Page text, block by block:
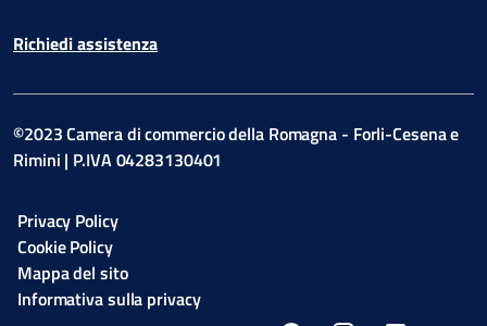
Richiedi assistenza
©2023 Camera di commercio della Romagna - Forli-Cesena e
Rimini | P.IVA 04283130401
Privacy Policy
Cookie Policy
Mappa del sito
Informativa sulla privacy